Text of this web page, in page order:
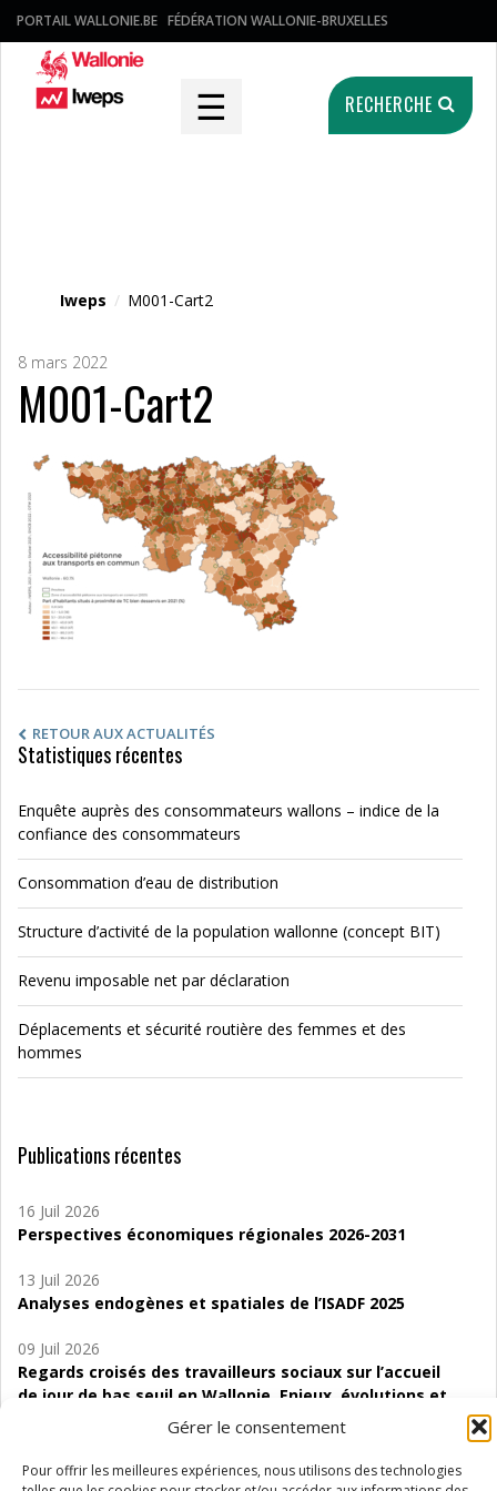
Gérer le consentement
Pour offrir les meilleures expériences, nous utilisons des technologies
PORTAIL WALLONIE.BE FÉDÉRATION WALLONIE-BRUXELLES
☰ RECHERCHE
Iweps / M001-Cart2
8 mars 2022
M001-Cart2
RETOUR AUX ACTUALITÉS
Statistiques récentes
Enquête auprès des consommateurs wallons – indice de la
confiance des consommateurs
Consommation d’eau de distribution
Structure d’activité de la population wallonne (concept BIT)
Revenu imposable net par déclaration
Déplacements et sécurité routière des femmes et des
hommes
Publications récentes
16 Juil 2026
Perspectives économiques régionales 2026-2031
13 Juil 2026
Analyses endogènes et spatiales de l’ISADF 2025
09 Juil 2026
Regards croisés des travailleurs sociaux sur l’accueil
de jour de bas seuil en Wallonie. Enjeux, évolutions et
06 Juil 2026